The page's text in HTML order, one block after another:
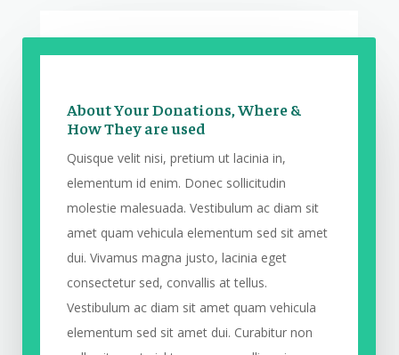
About Your Donations, Where &
How They are used
Quisque velit nisi, pretium ut lacinia in,
elementum id enim. Donec sollicitudin
molestie malesuada. Vestibulum ac diam sit
amet quam vehicula elementum sed sit amet
dui. Vivamus magna justo, lacinia eget
consectetur sed, convallis at tellus.
Vestibulum ac diam sit amet quam vehicula
elementum sed sit amet dui. Curabitur non